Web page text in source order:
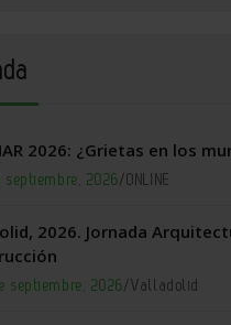
2026: ¿Grietas en los
septiembre, 2026/ONLINE
2026. Jornada
septiembre, 2026/Valladolid